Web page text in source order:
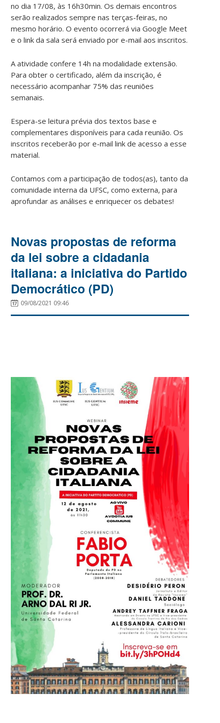
no dia 17/08, às 16h30min. Os demais encontros
serão realizados sempre nas terças-feiras, no
mesmo horário. O evento ocorrerá via Google Meet
e o link da sala será enviado por e-mail aos inscritos.
A atividade confere 14h na modalidade extensão.
Para obter o certificado, além da inscrição, é
necessário acompanhar 75% das reuniões
semanais.
Espera-se leitura prévia dos textos base e
complementares disponíveis para cada reunião. Os
inscritos receberão por e-mail link de acesso a esse
material.
Contamos com a participação de todos(as), tanto da
comunidade interna da UFSC, como externa, para
aprofundar as análises e enriquecer os debates!
Novas propostas de reforma
da lei sobre a cidadania
italiana: a iniciativa do Partido
Democrático (PD)
09/08/2021 09:46